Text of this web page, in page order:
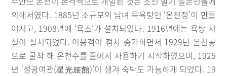
의해서였다. 1885년 소규모의 남녀 목욕탕인 ‘온천정’이 만들
어지고, 1908년에 ‘욕조’가 설치되었다. 1916년에는 욕탕 시
설이 설치되었다. 이용객이 점차 증가하면서 1929년 온천공
으로 굴착 해 온천수를 끌어서 사용하기 시작하였으며, 1925
년 ‘성광여관(星光旅館)’이 생겨 숙박도 가능하게 되었다. 19